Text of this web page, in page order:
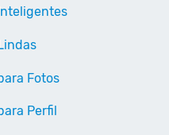
Fotos
Perfil